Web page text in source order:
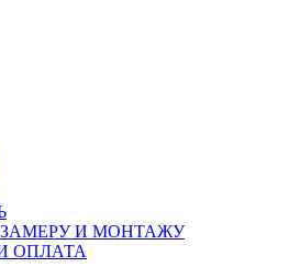
И МОНТАЖУ
ОПЛАТА